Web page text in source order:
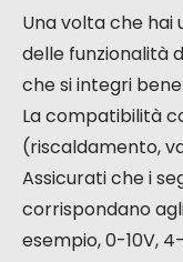
Una volta che hai
delle funzionalità
che si integri
La compatibilità
(riscaldamento,
Assicurati che i
corrispondano
esempio, 0-10V,